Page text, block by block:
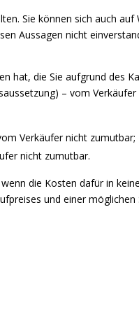
Sie können sich auch
Aussagen nicht
hat, die Sie aufgrund des
– vom Verkäufer
Verkäufer nicht zumutbar;
nicht zumutbar.
die Kosten dafür in
und einer